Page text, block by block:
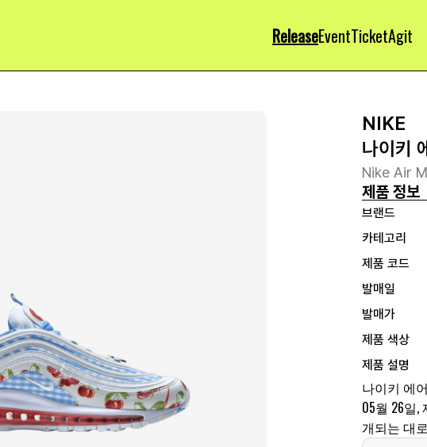
ReleaseEventTicketAgit
NIKE
나이키
Nike Air
제품 정보
브랜드
카테고리
제품 코드
발매일
발매가
제품 색상
제품 설명
나이키 에
05월 26일,
개되는 대